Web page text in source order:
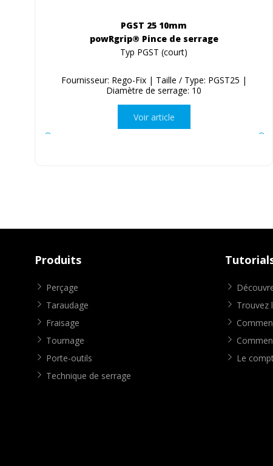
PGST 25 10mm
powRgrip® Pince de serrage
Typ PGST (court)
Fournisseur: Rego-Fix | Taille / Type: PGST25 |
Diamètre de serrage: 10
Voir article
Produits
Perçage
Taraudage
Fraisage
Tournage
Porte-outils
Technique de serrage
Trouvez
Le